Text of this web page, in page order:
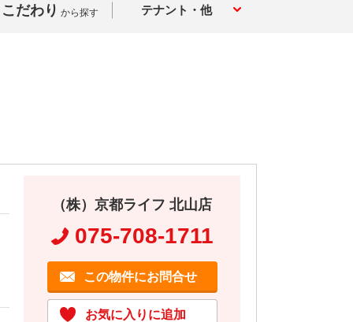
こだわり から探す テナント・他
（株）京都ライフ 北山店
075-708-1711
この物件にお問合せ
お気に入りに追加